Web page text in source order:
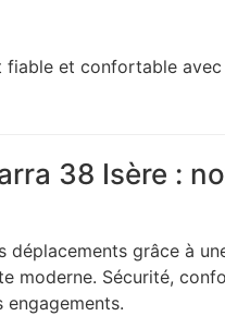
fiable et confortable
38 Isère :
déplacements grâce à
moderne. Sécurité,